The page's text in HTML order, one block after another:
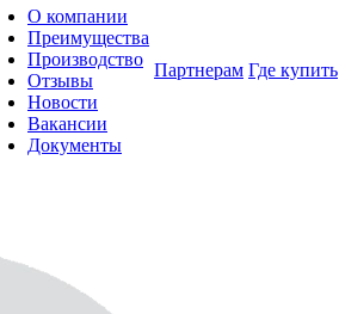
О компании
Преимущества
Производство
Отзывы
Новости
Вакансии
Документы
Партнерам Где купить